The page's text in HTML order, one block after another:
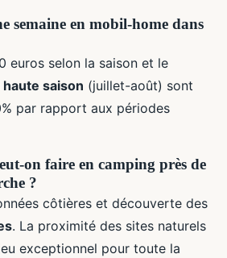
semaine en mobil-home dans
euros selon la saison et le
saison (juillet-août) sont
par rapport aux périodes
on faire en camping près de
?
côtières et découverte des
. La proximité des sites naturels
exceptionnel pour toute la